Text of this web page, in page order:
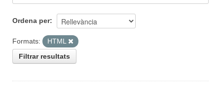
Ordena per
Formats:
HTML
Filtrar resultats